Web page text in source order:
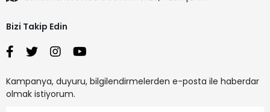
Bizi Takip Edin
Kampanya, duyuru, bilgilendirmelerden e-posta ile haberdar
olmak istiyorum.